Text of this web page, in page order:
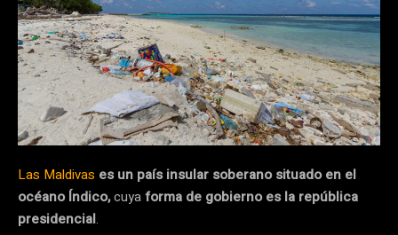
Las Maldivas es un país insular soberano situado en el
océano Índico,cuyaforma de gobierno es la república
presidencial.